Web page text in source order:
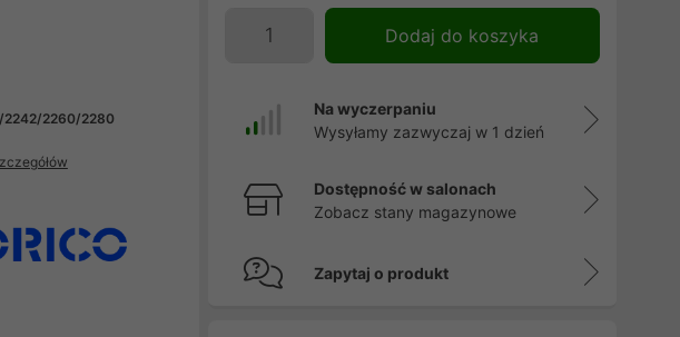
2242/2260/2280
Dodaj do koszyka
Na wyczerpaniu
Wysyłamy zazwyczaj w 1 dzień
Dostępność w salonach
Zobacz stany magazynowe
Zapytaj o produkt